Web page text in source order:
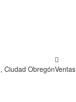
Ventas
Ciudad Obregón